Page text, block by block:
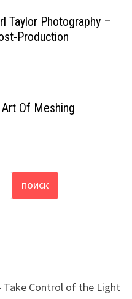
Taylor Photography –
Production
Of Meshing
ПОИСК
Control of the Light